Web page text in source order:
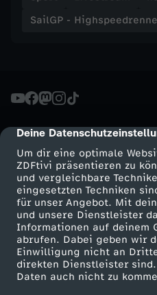
cmp-dialog-description
Deine
Um dir eine optimale
ZDFtivi präsentieren zu
und vergleichbare
eingesetzten Techniken
für unser Angebot. Mit
und unsere Dienstleister
Informationen auf deinem
abrufen. Dabei geben wir
Einwilligung nicht an
direkten Dienstleister
Daten auch nicht zu
SailGP -
Mehr ZDF
ZDF-Apps
Smart TV
ZDFtext